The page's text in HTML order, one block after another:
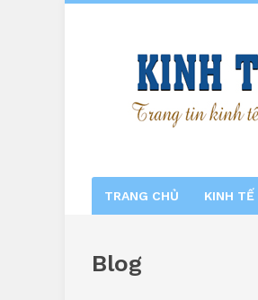
TRANG CHỦ KINH TẾ
Blog